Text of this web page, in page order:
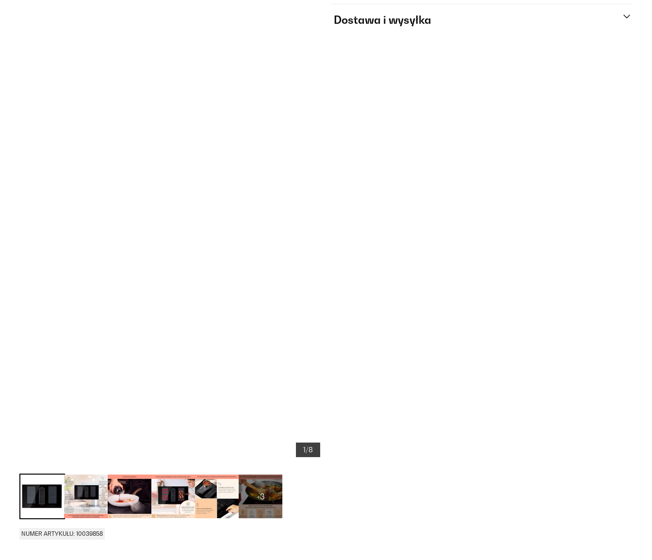
1/8
+3
NUMER ARTYKUŁU: 10039858
Dostawa i wysyłka